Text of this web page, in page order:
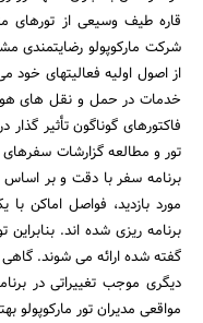
قاره طیف وسیعی از تورهای
شرکت مارکوپولو رضایتمندی
از اصول اولیه فعالیتهای
خدمات در حمل و نقل های
فاکتورهای گوناگون تأثیر
تور و مطالعه گزارشات
برنامه سفر با دقت و بر
مورد بازدید، فواصل اماکن
برنامه ریزی شده اند.
گفته شده ارائه می شوند.
دیگری موجب تغییراتی در
مواقعی مدیران تور مارکوپولو